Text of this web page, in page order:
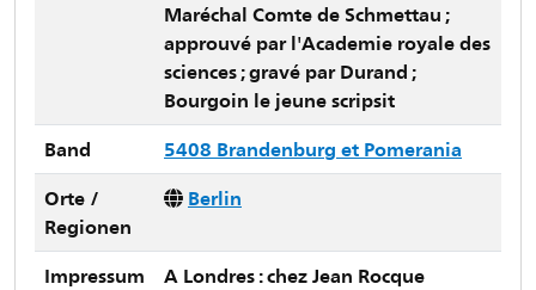
Maréchal Comte de Schmettau ;
approuvé par l'Academie royale des
sciences ; gravé par Durand ;
Bourgoin le jeune scripsit
Band
5408 Brandenburg et Pomerania
Orte /
Regionen
Berlin
Impressum
A Londres : chez Jean Rocque